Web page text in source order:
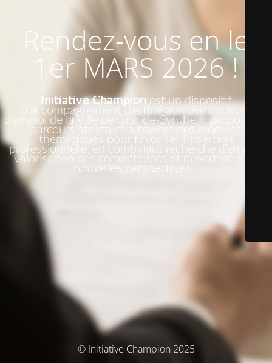
Rendez-vous en le
1er MARS 2026 !
Initiative Championest un dispositif
d’accompagnement destiné aux demandeurs
d’emploi de la Ville de Grande-Synthe. Il propose un
parcours structuré à travers des modules
thématiques pour favoriser l’insertion
professionnelle, en combinant recherche d’emploi,
valorisation des compétences et ouverture à de
nouvelles perspectives.
© Initiative Champion 2025